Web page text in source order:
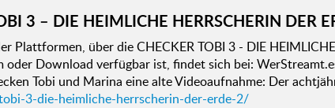
3 – DIE HEIMLICHE HERRSCHERIN DER
Plattformen, über die CHECKER TOBI 3 - DIE
oder Download verfügbar ist, findet sich bei:
Tobi und Marina eine alte Videoaufnahme: Der
3-die-heimliche-herrscherin-der-erde-2/